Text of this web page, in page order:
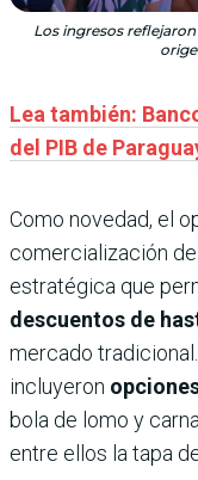
Los ingresos
Lea también:
del PIB de
Como novedad, el
comercialización
estratégica que
descuentos de
mercado
incluyeron
bola de lomo y
entre ellos la tapa